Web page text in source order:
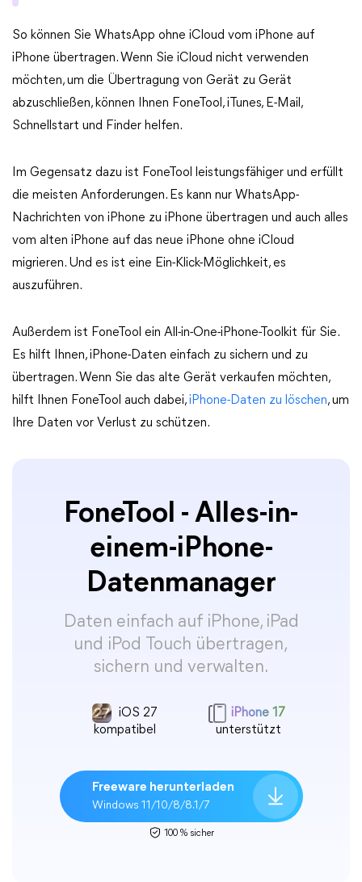
So können Sie WhatsApp ohne iCloud vom iPhone auf
iPhone übertragen. Wenn Sie iCloud nicht verwenden
möchten, um die Übertragung von Gerät zu Gerät
abzuschließen, können Ihnen FoneTool, iTunes, E-Mail,
Schnellstart und Finder helfen.
Im Gegensatz dazu ist FoneTool leistungsfähiger und erfüllt
die meisten Anforderungen. Es kann nur WhatsApp-
Nachrichten von iPhone zu iPhone übertragen und auch alles
vom alten iPhone auf das neue iPhone ohne iCloud
migrieren. Und es ist eine Ein-Klick-Möglichkeit, es
auszuführen.
Außerdem ist FoneTool ein All-in-One-iPhone-Toolkit für Sie.
Es hilft Ihnen, iPhone-Daten einfach zu sichern und zu
übertragen. Wenn Sie das alte Gerät verkaufen möchten,
hilft Ihnen FoneTool auch dabei,iPhone-Daten zu löschen, um
Ihre Daten vor Verlust zu schützen.
FoneTool - Alles-in-
einem-iPhone-
Datenmanager
Daten einfach auf iPhone, iPad
und iPod Touch übertragen,
sichern und verwalten.
iOS 27
kompatibel
iPhone 17
unterstützt
Freeware herunterladen
Windows 11/10/8/8.1/7
100 % sicher